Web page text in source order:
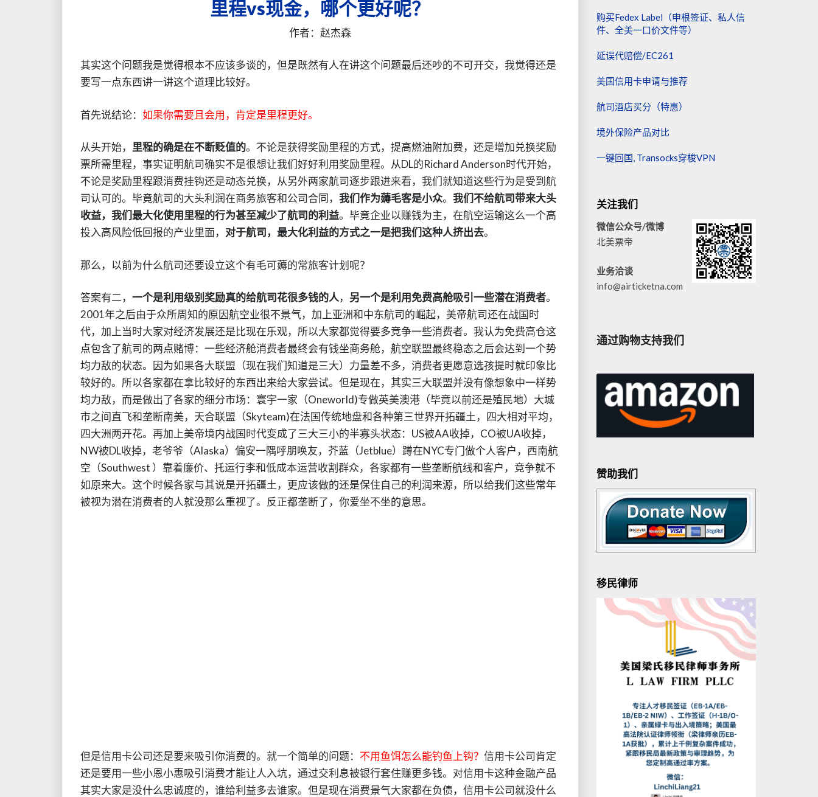
里程vs现金，哪个更好呢？
作者：赵杰森
其实这个问题我是觉得根本不应该多谈的，但是既然有人在讲这个问题最后还吵的不可开交，我觉得还是
要写一点东西讲一讲这个道理比较好。
首先说结论： 如果你需要且会用，肯定是里程更好。
从头开始， 里程的确是在不断贬值的。不论是获得奖励里程的方式，提高燃油附加费，还是增加兑换奖励
票所需里程，事实证明航司确实不是很想让我们好好利用奖励里程。从DL的Richard Anderson时代开始，
不论是奖励里程跟消费挂钩还是动态兑换，从另外两家航司逐步跟进来看，我们就知道这些行为是受到航
司认可的。毕竟航司的大头利润在商务旅客和公司合同， 我们作为薅毛客是小众。 我们不给航司带来大头
收益，我们最大化使用里程的行为甚至减少了航司的利益。毕竟企业以赚钱为主，在航空运输这么一个高
投入高风险低回报的产业里面， 对于航司，最大化利益的方式之一是把我们这种人挤出去。
那么，以前为什么航司还要设立这个有毛可薅的常旅客计划呢？
答案有二， 一个是利用级别奖励真的给航司花很多钱的人， 另一个是利用免费高舱吸引一些潜在消费者。
2001年之后由于众所周知的原因航空业很不景气，加上亚洲和中东航司的崛起，美帝航司还在战国时
代，加上当时大家对经济发展还是比现在乐观，所以大家都觉得要多竞争一些消费者。我认为免费高仓这
点包含了航司的两点赌博：一些经济舱消费者最终会有钱坐商务舱，航空联盟最终稳态之后会达到一个势
均力敌的状态。因为如果各大联盟（现在我们知道是三大）力量差不多，消费者更愿意选孩提时就印象比
较好的。所以各家都在拿比较好的东西出来给大家尝试。但是现在，其实三大联盟并没有像想象中一样势
均力敌，而是做出了各家的细分市场：寰宇一家（Oneworld)专做英美澳港（毕竟以前还是殖民地）大城
市之间直飞和垄断南美，天合联盟（Skyteam)在法国传统地盘和各种第三世界开拓疆土，四大相对平均，
四大洲两开花。再加上美帝境内战国时代变成了三大三小的半寡头状态：US被AA收掉，CO被UA收掉，
NW被DL收掉，老爷爷（Alaska）偏安一隅呼朋唤友，芥蓝（Jetblue）蹲在NYC专门做个人客户，西南航
空（Southwest ）靠着廉价、托运行李和低成本运营收割群众，各家都有一些垄断航线和客户，竞争就不
如原来大。这个时候各家与其说是开拓疆土，更应该做的还是保住自己的利润来源，所以给我们这些常年
被视为潜在消费者的人就没那么重视了。反正都垄断了，你爱坐不坐的意思。
但是信用卡公司还是要来吸引你消费的。就一个简单的问题： 不用鱼饵怎么能钓鱼上钩？ 信用卡公司肯定
还是要用一些小恩小惠吸引消费才能让人入坑，通过交利息被银行套住赚更多钱。对信用卡这种金融产品
其实大家是没什么忠诚度的，谁给利益多去谁家。但是现在消费景气大家都在负债，信用卡公司就没什么
购买Fedex Label（申根签证、私人信
件、全美一口价文件等）
延误代赔偿/EC261
美国信用卡申请与推荐
航司酒店买分（特惠）
境外保险产品对比
一键回国, Transocks穿梭VPN
关注我们
微信公众号/微博
北美票帝
业务洽谈
info@airticketna.com
通过购物支持我们
赞助我们
移民律师